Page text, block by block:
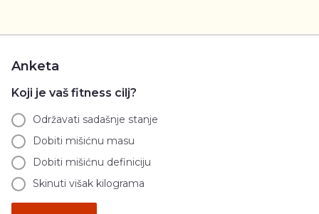
Anketa
Koji je vaš fitness cilj?
Održavati sadašnje stanje
Dobiti mišićnu masu
Dobiti mišićnu definiciju
Skinuti višak kilograma